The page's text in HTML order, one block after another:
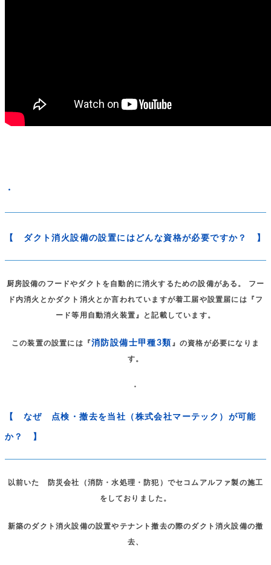
・
【 ダクト消火設備の設置にはどんな資格が必要ですか？ 】
厨房設備のフードやダクトを自動的に消火するための設備がある。 フー
ド内消火とかダクト消火とか言われていますが着工届や設置届には『フ
ード等用自動消火装置』と記載しています。
この装置の設置には『消防設備士甲種3類 』の資格が必要になりま
す。
・
【 なぜ 点検・撤去を当社（株式会社マーテック）が可能
か？ 】
以前いた 防災会社（消防・水処理・防犯）でセコムアルファ製の施工
をしておりました。
新築のダクト消火設備の設置やテナント撤去の際のダクト消火設備の撤
去、